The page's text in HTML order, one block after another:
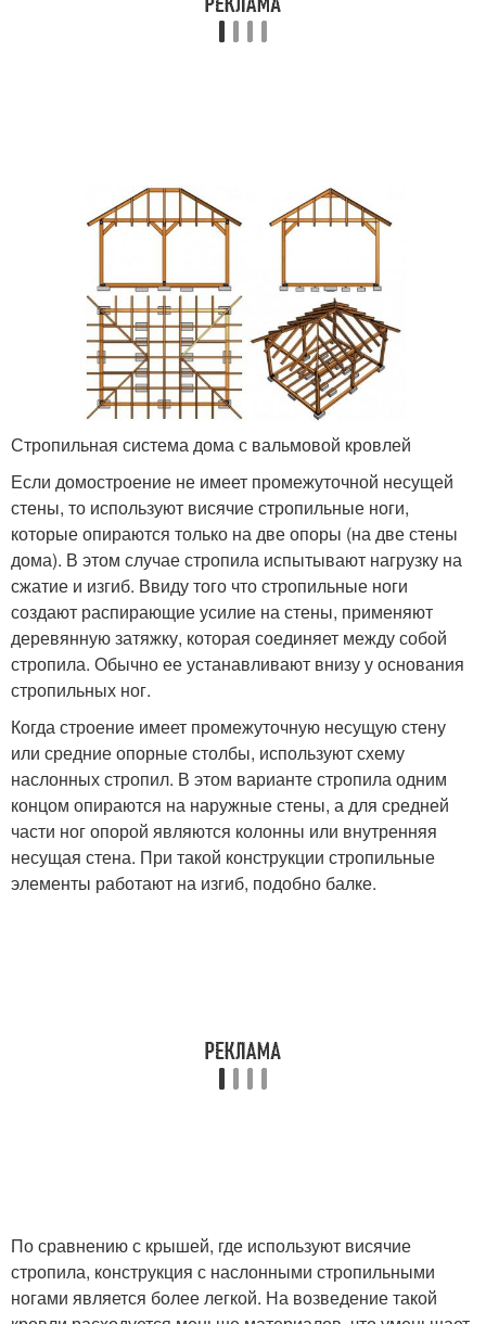
Стропильная система дома с вальмовой кровлей
Если домостроение не имеет промежуточной несущей
стены, то используют висячие стропильные ноги,
которые опираются только на две опоры (на две стены
дома). В этом случае стропила испытывают нагрузку на
сжатие и изгиб. Ввиду того что стропильные ноги
создают распирающие усилие на стены, применяют
деревянную затяжку, которая соединяет между собой
стропила. Обычно ее устанавливают внизу у основания
стропильных ног.
Когда строение имеет промежуточную несущую стену
или средние опорные столбы, используют схему
наслонных стропил. В этом варианте стропила одним
концом опираются на наружные стены, а для средней
части ног опорой являются колонны или внутренняя
несущая стена. При такой конструкции стропильные
элементы работают на изгиб, подобно балке.
По сравнению с крышей, где используют висячие
стропила, конструкция с наслонными стропильными
ногами является более легкой. На возведение такой